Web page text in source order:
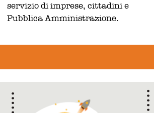
servizio di imprese, cittadini e
Pubblica Amministrazione.